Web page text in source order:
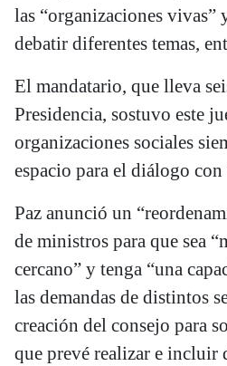
las “organizaciones vivas”
debatir diferentes temas,
El mandatario, que lleva
Presidencia, sostuvo este
organizaciones sociales
espacio para el diálogo
Paz anunció un
de ministros para que sea
cercano” y tenga “una
las demandas de distintos
creación del consejo para
que prevé realizar e incluir